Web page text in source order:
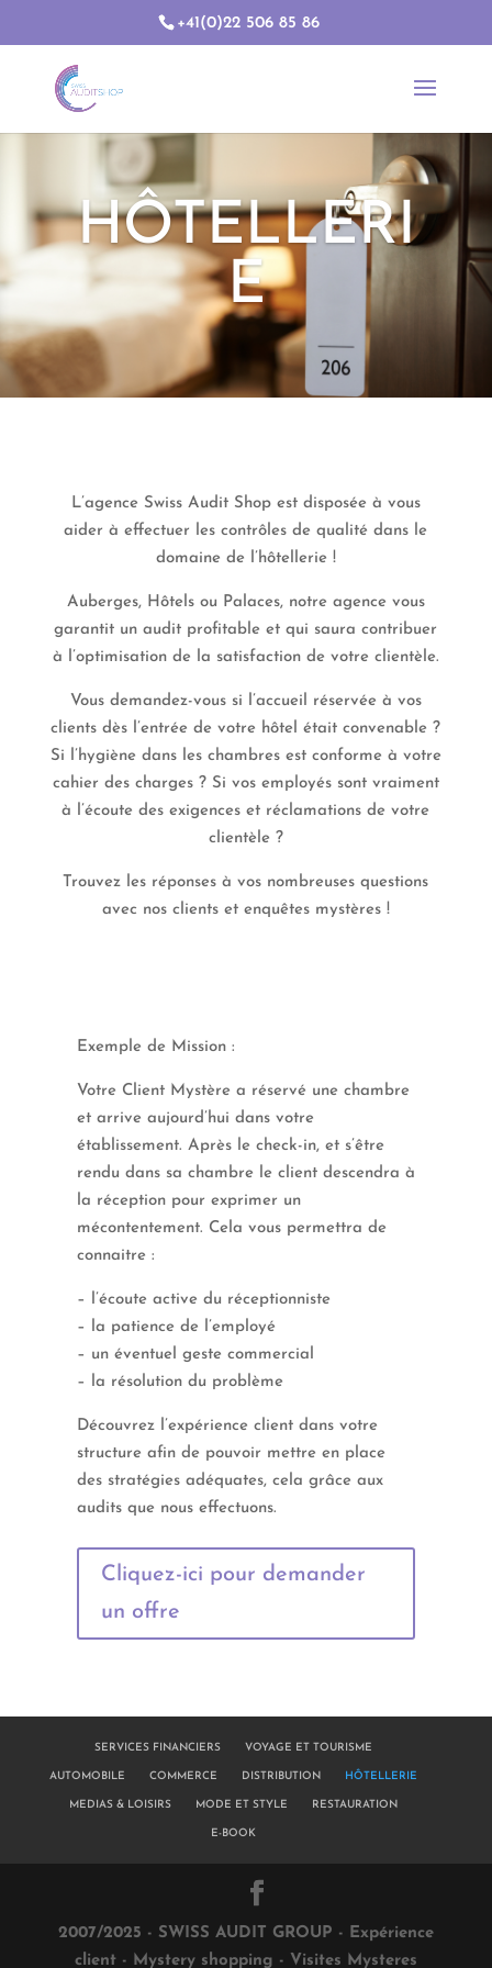
+41(0)22 506 85 86
HÔTELLERI
E
L’agence Swiss Audit Shop est disposée à vous
aider à effectuer les contrôles de qualité dans le
domaine de l’hôtellerie !
Auberges, Hôtels ou Palaces, notre agence vous
garantit un audit profitable et qui saura contribuer
à l’optimisation de la satisfaction de votre clientèle.
Vous demandez-vous si l’accueil réservée à vos
clients dès l’entrée de votre hôtel était convenable ?
Si l’hygiène dans les chambres est conforme à votre
cahier des charges ? Si vos employés sont vraiment
à l’écoute des exigences et réclamations de votre
clientèle ?
Trouvez les réponses à vos nombreuses questions
avec nos clients et enquêtes mystères !
Exemple de Mission :
Votre Client Mystère a réservé une chambre
et arrive aujourd’hui dans votre
établissement. Après le check-in, et s’être
rendu dans sa chambre le client descendra à
la réception pour exprimer un
mécontentement. Cela vous permettra de
connaitre :
– l’écoute active du réceptionniste
– la patience de l’employé
– un éventuel geste commercial
– la résolution du problème
Découvrez l’expérience client dans votre
structure afin de pouvoir mettre en place
des stratégies adéquates, cela grâce aux
audits que nous effectuons.
Cliquez-ici pour demander
un offre
SERVICES FINANCIERS VOYAGE ET TOURISME
AUTOMOBILE COMMERCE DISTRIBUTION HÔTELLERIE
MEDIAS & LOISIRS MODE ET STYLE RESTAURATION
E-BOOK
2007/2025 - SWISS AUDIT GROUP - Expérience
client - Mystery shopping - Visites Mysteres